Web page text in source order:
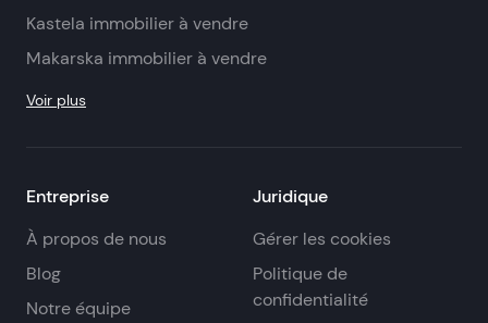
Kastela immobilier à vendre
Makarska immobilier à vendre
Voir plus
Entreprise
À propos de nous
Blog
Notre équipe
Juridique
Gérer les cookies
Politique de
confidentialité